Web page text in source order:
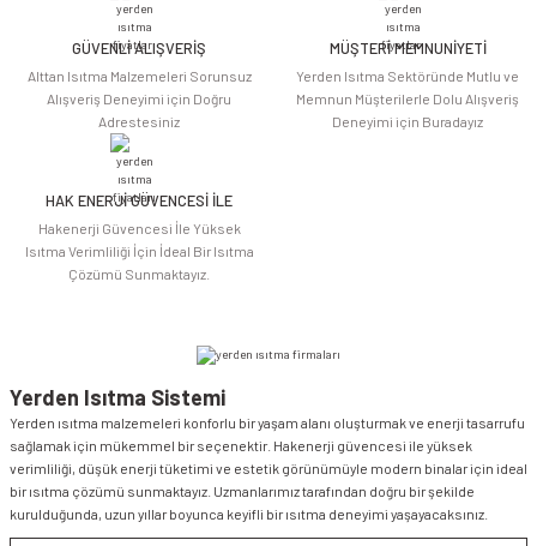
Ürün fiyatı diğer sitelerden daha pahalı.
Bu ürüne benzer farklı alternatifler olmalı.
GÜVENLİ ALIŞVERİŞ
Alttan Isıtma Malzemeleri Sorunsuz
Alışveriş Deneyimi için Doğru
Adrestesiniz
MÜŞTERİ MEMNUNİYETİ
Yerden Isıtma Sektöründe Mutlu ve
Memnun Müşterilerle Dolu Alışveriş
Deneyimi için Buradayız
HAK ENERJİ GÜVENCESİ İLE
Hakenerji Güvencesi İle Yüksek
Isıtma Verimliliği İçin İdeal Bir Isıtma
Çözümü Sunmaktayız.
Yerden Isıtma Sistemi
Yerden ısıtma malzemeleri konforlu bir yaşam alanı oluşturmak ve enerji tasarrufu
sağlamak için mükemmel bir seçenektir. Hakenerji güvencesi ile yüksek
verimliliği, düşük enerji tüketimi ve estetik görünümüyle modern binalar için ideal
bir ısıtma çözümü sunmaktayız. Uzmanlarımız tarafından doğru bir şekilde
kurulduğunda, uzun yıllar boyunca keyifli bir ısıtma deneyimi yaşayacaksınız.